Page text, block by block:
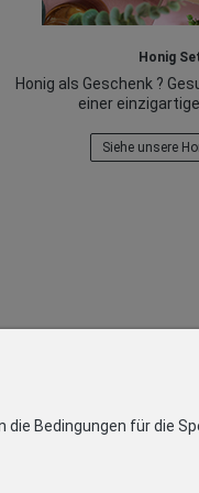
Honig
Honig als Geschenk ?
einer
Siehe unsere
Bedingungen für die